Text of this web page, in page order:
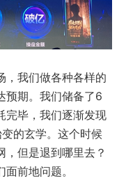
，我们做各种各样的
预期。我们储备了6
完毕，我们逐渐发现
的玄学。这个时候
但是退到哪里去？
前地问题。